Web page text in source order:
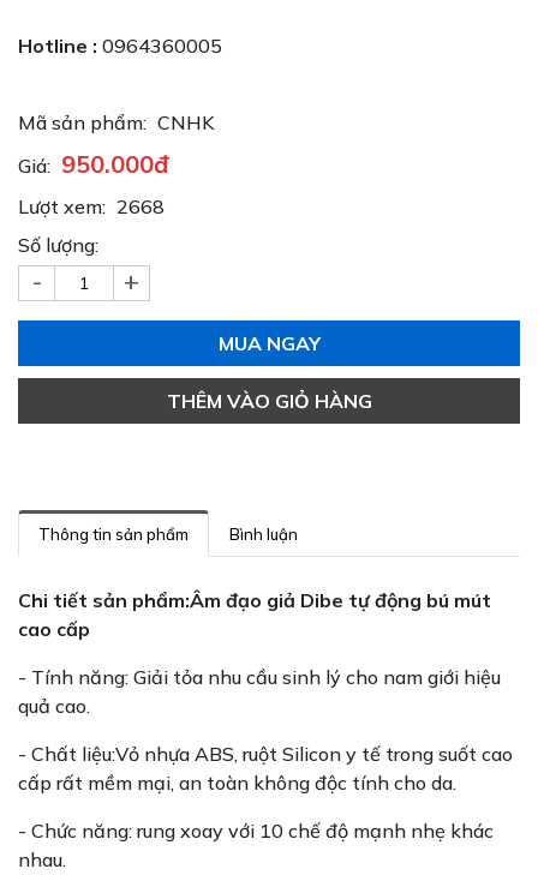
Hotline : 0964360005
Mã sản phẩm: CNHK
Giá: 950.000đ
Lượt xem: 2668
Số lượng:
- +
MUA NGAY
THÊM VÀO GIỎ HÀNG
Thông tin sản phẩm Bình luận
Chi tiết sản phẩm:Âm đạo giả Dibe tự động bú mút
cao cấp
- Tính năng: Giải tỏa nhu cầu sinh lý cho nam giới hiệu
quả cao.
- Chất liệu:Vỏ nhựa ABS, ruột Silicon y tế trong suốt cao
cấp rất mềm mại, an toàn không độc tính cho da.
- Chức năng: rung xoay với 10 chế độ mạnh nhẹ khác
nhau.